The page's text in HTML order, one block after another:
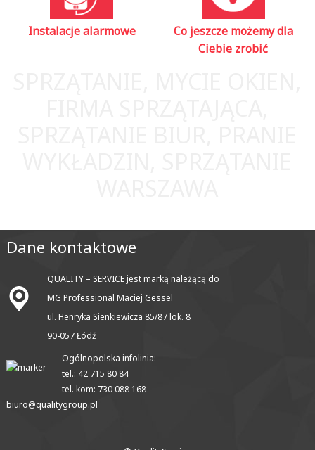
Instalacje alarmowe
Co jeszcze możemy dla
Ciebie zrobić
Dane kontaktowe
QUALITY – SERVICE jest marką należącą do
MG Professional Maciej Gessel
ul. Henryka Sienkiewicza 85/87 lok. 8
90-057 Łódź
Ogólnopolska infolinia:
tel.: 42 715 80 84
tel. kom: 730 088 168
biuro@qualitygroup.pl